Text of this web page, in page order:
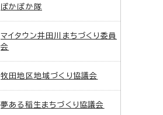
ぽかぽか隊
マイタウン井田川まちづくり委員
会
牧田地区地域づくり協議会
夢ある稲生まちづくり協議会